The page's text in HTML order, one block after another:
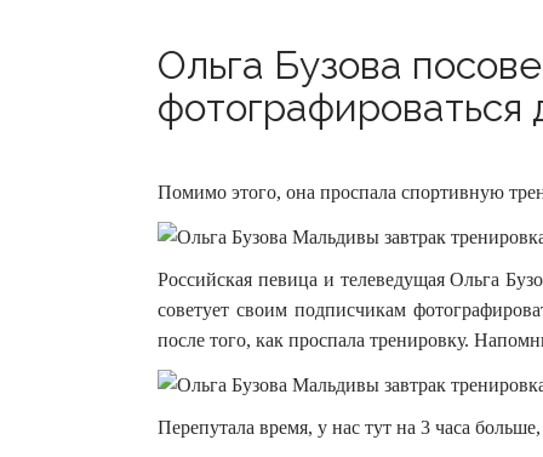
Ольга Бузова
фотографироваться
Помимо этого, она проспала спортивную
Российская певица и телеведущая Ольга
советует своим подписчикам
после того, как проспала тренировку.
Перепутала время, у нас тут на 3 часа